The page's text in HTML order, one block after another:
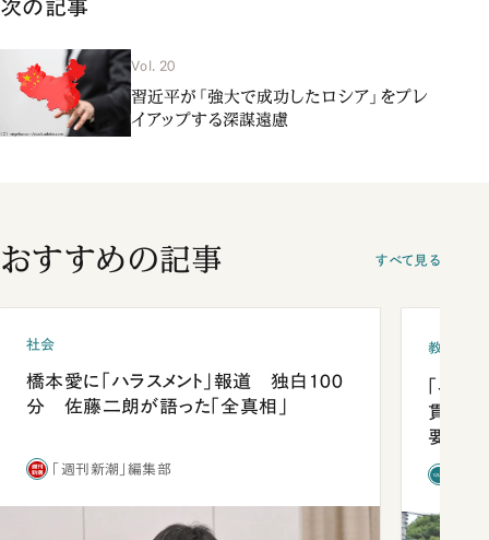
次の記事
Vol. 20
習近平が「強大で成功したロシア」をプレ
イアップする深謀遠慮
おすすめの記事 すべて見る
社会
橋本愛に「ハラスメント」報道 独白100
分 佐藤二朗が語った「全真相」
「週刊新潮」編集部
教育
「早
貫校へ
要だっ